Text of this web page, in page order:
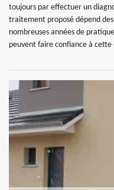
toujours par effectuer un
traitement proposé dépend
nombreuses années de
peuvent faire confiance à cette